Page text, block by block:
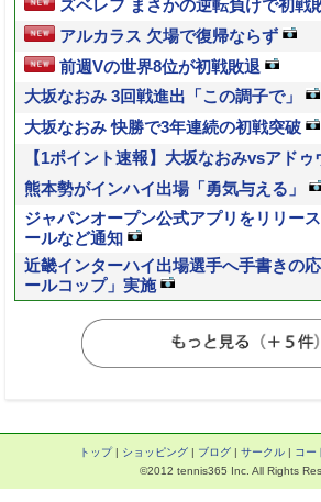
ズベレフ まさかの逆転負けで初戦
アルカラス 欠場で復帰ならず
前週Vの世界8位が初戦敗退
大坂なおみ 3回戦進出「この調子で」
大坂なおみ 快勝で3年連続の初戦突破
【1ポイント速報】大坂なおみvsアドゥ
熊本勢がインハイ出場「勇気与える」
ジャパンオープン公式アプリをリリー
ールなど通知
近畿インターハイ出場選手へ手書きの
ールコップ」実施
トップ| ショッピング| ブログ| サークル| コー
©2012 tennis365 Inc. All Rights